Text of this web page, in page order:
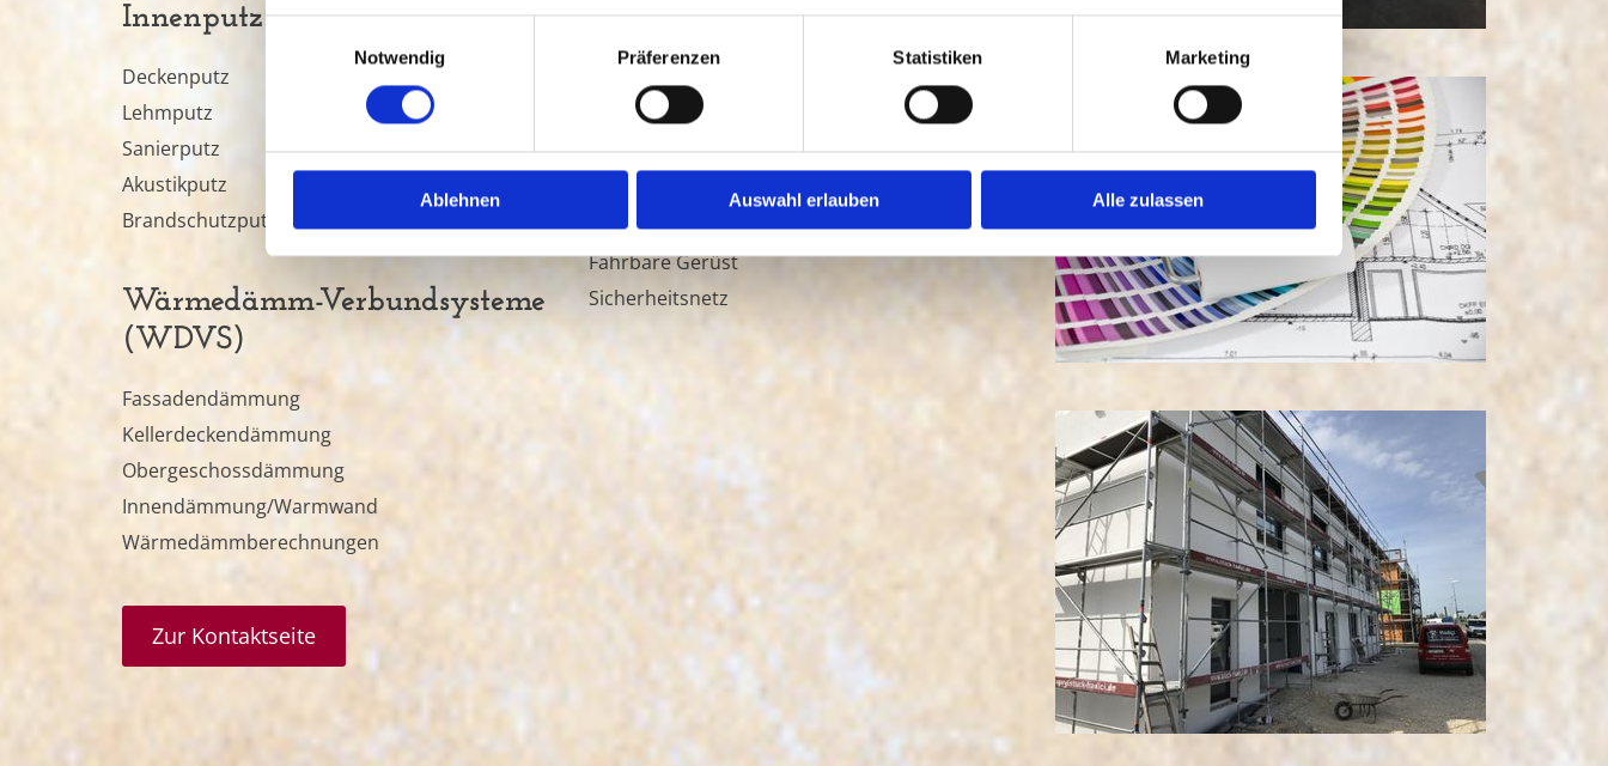
Notwendig
Präferenzen Statistiken Marketing
Ablehnen Auswahl erlauben Alle zulassen
Innenputz
Deckenputz
Lehmputz
Sanierputz
Akustikputz
Brandschutzputz
Wärmedämm-Verbundsysteme
(WDVS)
Fassadendämmung
Kellerdeckendämmung
Obergeschossdämmung
Innendämmung/Warmwand
Wärmedämmberechnungen
Zur Kontaktseite
Gerüst
Fassadengerüst
Innengerüste
Fahrbare Gerüst
Sicherheitsnetz